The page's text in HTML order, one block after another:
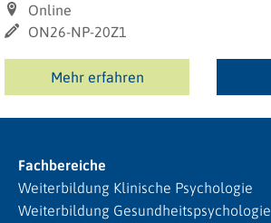
Online
ON26-NP-20Z1
Mehr erfahren
Fachbereiche
Weiterbildung Klinische Psychologie
Weiterbildung Gesundheitspsychologie